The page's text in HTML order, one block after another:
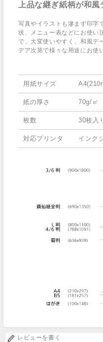
上品な継ぎ紙柄が和
写真やイラストも滲まず印字
状、メニュー表などにお使い
で、大変使いやすく、和風デ
デア次第で様々な用途にお使
用紙サイズ
紙の厚さ 70g/㎡
枚数 30枚入
対応プリンタ インク
レビューを書く